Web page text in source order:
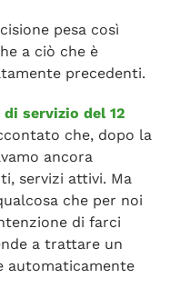
pesa così
a ciò che è
precedenti.
servizio del 12
che, dopo la
ancora
servizi attivi. Ma
che per noi
di farci
a trattare un
automaticamente